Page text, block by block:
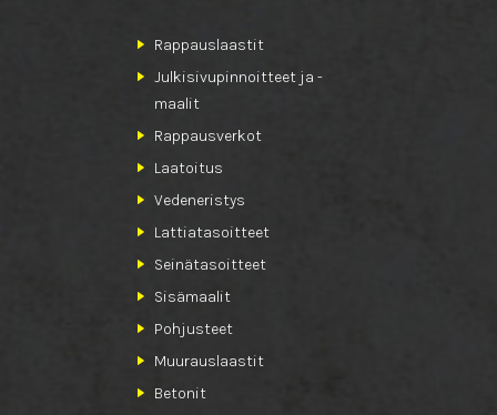
Rappauslaastit
Julkisivupinnoitteet ja -
maalit
Rappausverkot
Laatoitus
Vedeneristys
Lattiatasoitteet
Seinätasoitteet
Sisämaalit
Pohjusteet
Muurauslaastit
Betonit